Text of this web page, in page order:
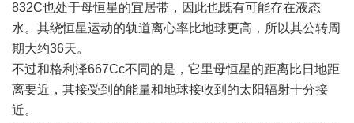
832C也处于母恒星的宜居带，因此也既有可能存在液态
水。其绕恒星运动的轨道离心率比地球更高，所以其公转周
期大约36天。
不过和格利泽667Cc不同的是，它里母恒星的距离比日地距
离要近，其接受到的能量和地球接收到的太阳辐射十分接
近。